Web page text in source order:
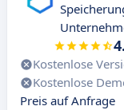
Kostenlose
Kostenlose
Preis auf Anfrage